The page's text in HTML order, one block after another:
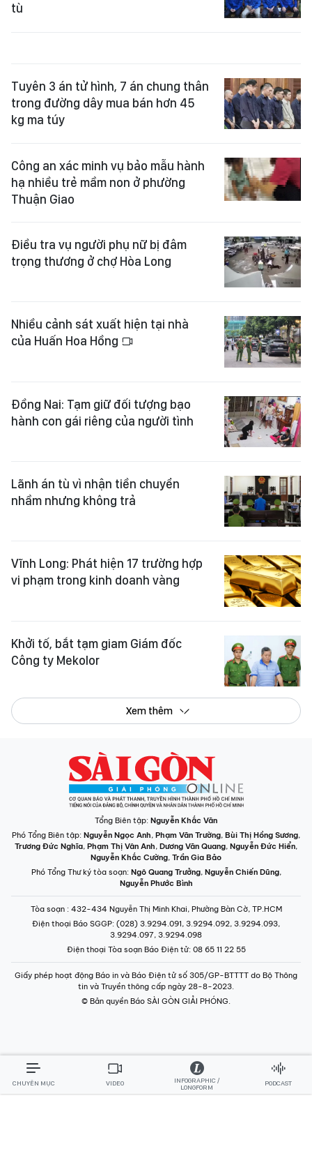
tù
Tuyên 3 án tử hình, 7 án chung thân
trong đường dây mua bán hơn 45
kg ma túy
Công an xác minh vụ bảo mẫu hành
hạ nhiều trẻ mầm non ở phường
Thuận Giao
Điều tra vụ người phụ nữ bị đâm
trọng thương ở chợ Hòa Long
Nhiều cảnh sát xuất hiện tại nhà
của Huấn Hoa Hồng
Đồng Nai: Tạm giữ đối tượng bạo
hành con gái riêng của người tình
Lãnh án tù vì nhận tiền chuyển
nhầm nhưng không trả
Vĩnh Long: Phát hiện 17 trường hợp
vi phạm trong kinh doanh vàng
Khởi tố, bắt tạm giam Giám đốc
Công ty Mekolor
Xem thêm
Tổng Biên tập: Nguyễn Khắc Văn
Phó Tổng Biên tập: Nguyễn Ngọc Anh, Phạm Văn Trường, Bùi Thị Hồng Sương,
Trương Đức Nghĩa, Phạm Thị Vân Anh, Dương Văn Quang, Nguyễn Đức Hiển,
Nguyễn Khắc Cường, Trần Gia Bảo
Phó Tổng Thư ký tòa soạn: Ngô Quang Trưởng, Nguyễn Chiến Dũng,
Nguyễn Phước Bình
Tòa soạn : 432-434 Nguyễn Thị Minh Khai, Phường Bàn Cờ, TP.HCM
Điện thoại Báo SGGP: (028) 3.9294.091, 3.9294.092, 3.9294.093,
3.9294.097, 3.9294.098
Điện thoại Tòa soạn Báo Điện tử: 08 65 11 22 55
Giấy phép hoạt động Báo in và Báo Điện tử số 305/GP-BTTTT do Bộ Thông
tin và Truyền thông cấp ngày 28-8-2023.
© Bản quyền Báo SÀI GÒN GIẢI PHÓNG.
CHUYÊN MỤC VIDEO
INFOGRAPHIC /
LONGFORM
PODCAST